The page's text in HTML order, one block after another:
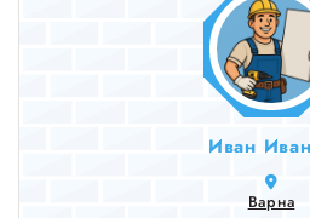
Иван
Варна